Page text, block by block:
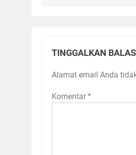
TINGGALKAN
Alamat email Anda
Komentar *